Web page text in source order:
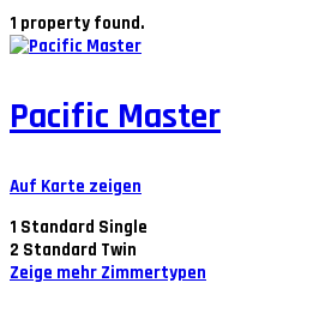
1 property found.
Pacific Master
Auf Karte zeigen
1 Standard Single
2 Standard Twin
Zeige mehr Zimmertypen